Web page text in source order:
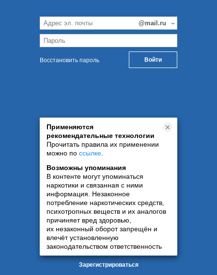
Восстановить пароль
Применяются
рекомендательные технологии
Прочитать правила их применении
можно по ссылке
Возможны упоминания
В контенте могут упоминаться
наркотики и связанная с ними
информация. Незаконное
потребление наркотических средств,
психотропных веществ и их аналогов
причиняет вред здоровью,
их незаконный оборот запрещён и
влечёт установленную
законодательством ответственность
Зарегистрироваться